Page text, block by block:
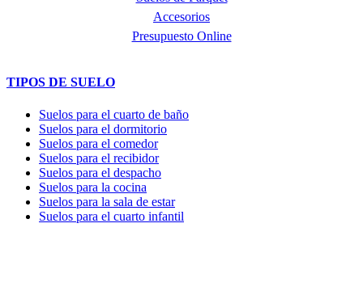
Accesorios
Presupuesto Online
TIPOS DE SUELO
Suelos para el cuarto de baño
Suelos para el dormitorio
Suelos para el comedor
Suelos para el recibidor
Suelos para el despacho
Suelos para la cocina
Suelos para la sala de estar
Suelos para el cuarto infantil